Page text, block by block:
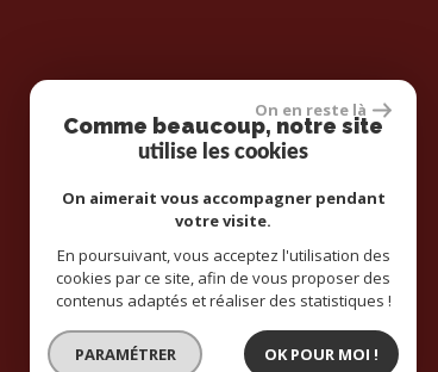
On en reste là
Comme beaucoup, notre site
utilise les cookies
On aimerait vous accompagner pendant
votre visite.
En poursuivant, vous acceptez l'utilisation des
cookies par ce site, afin de vous proposer des
contenus adaptés et réaliser des statistiques !
PARAMÉTRER OK POUR MOI !